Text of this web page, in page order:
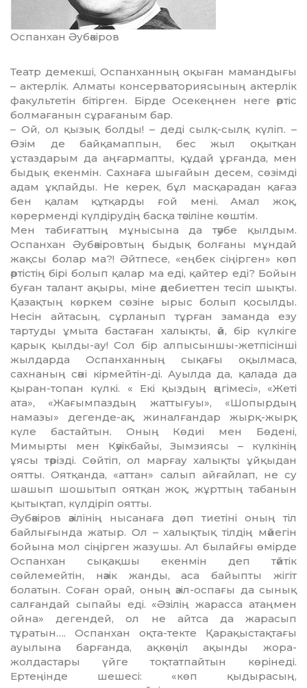
Оспанхан Әубәкіров
Театр демекші, Оспанханның оқыған мамандығы
– актерлік. Алматы консерваториясының актерлік
факультетін бітірген. Бірде Осекеңнен неге әртіс
болмағанын сұрағаным бар.
– Ой, ол қызық болды! – деді сылқ-сылқ күліп. –
Өзім де байқамаппын, бес жыл оқытқан
ұстаздарым да аңғармапты, құдай ұрғанда, мен
быдық екенмін. Сахнаға шығайын десем, сөзімді
адам ұқпайды. Не керек, бұл масқарадан қағаз
бен қалам құтқарды ғой мені. Амал жоқ,
көрерменді күлдірудің басқа тәсіліне көштім.
Мен табиғаттың мұнысына да тәубе қылдым.
Оспанхан Әубәкіровтың быдық болғаны мұндай
жақсы болар ма?! Әйтпесе, «еңбек сіңірген» көп
әртістің бірі болып қалар ма еді, қайтер еді? Бойын
буған талант ақыры, міне әдебиеттен тесіп шықты.
Қазақтың көркем сөзіне ырыс болып қосылды.
Несін айтасың, сұрланып тұрған заманда езу
тартуды ұмыта бастаған халықты, әй, бір күлкіге
қарық қылды-ау! Сол бір алпысыншы-жетпісінші
жылдарда Оспанханның сықағы оқылмаса,
сахнаның сәні кірмейтін-ді. Ауылда да, қалада да
қыран-топан күлкі. « Екі қыздың әңгімесі», «Жеті
ата», «Жағымпаздың жаттығуы», «Шопырдың
намазы» дегенде-ақ, жиналғандар жырқ-жырқ
күле бастайтын. Оның Көдиі мен Бөдені,
Мимырты мен Кәуікбайы, Зымзиясы – күлкінің
ұясы тәрізді. Сөйтіп, ол марғау халықты ұйқыдан
оятты. Оятқанда, «аттан» салып айғайлап, не су
шашып шошытып оятқан жоқ, жұрттың табанын
қытықтап, күлдіріп оятты.
Әубәкіров әзілінің нысанаға дөп тиетіні оның тіл
байлығында жатыр. Ол – халықтық тілдің мәйегін
бойына мол сіңірген жазушы. Ал былайғы өмірде
Оспанхан сықақшы екенмін деп тәйтік
сөйлемейтін, нәзік жанды, аса байыпты жігіт
болатын. Соған орай, оның әзіл-оспағы да сынық
салғандай сыпайы еді. «Әзілің жарасса атаңмен
ойна» дегендей, ол не айтса да жарасып
тұратын…. Оспанхан оқта-текте Қарақыстақтағы
ауылына барғанда, ақкөңіл ақынды жора-
жолдастары үйге тоқтатпайтын көрінеді.
Ертеңінде шешесі: «көп қыдырасың,